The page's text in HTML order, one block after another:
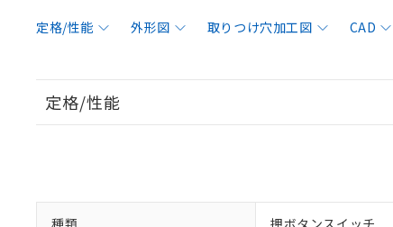
定格/性能 外形図 取りつけ穴加工図 CAD
定格/性能
種類 押ボタンスイッチ